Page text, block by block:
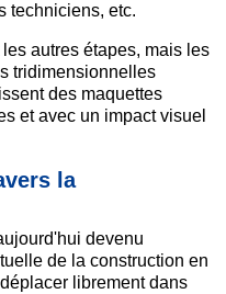
techniciens, etc.
autres étapes, mais les
tridimensionnelles
des maquettes
et avec un impact visuel
la
devenu
de la construction en
librement dans